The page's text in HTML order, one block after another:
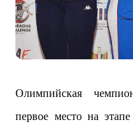
Олимпийская
первое место на